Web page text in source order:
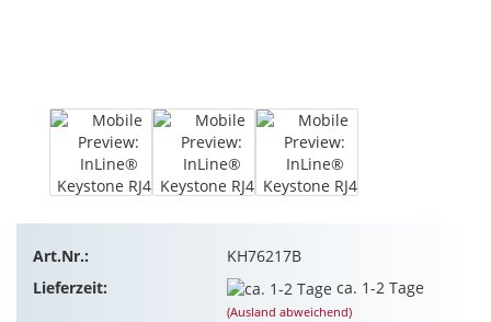
Art.Nr.:
KH76217B
Lieferzeit:
ca. 1-2 Tage
(Ausland abweichend)